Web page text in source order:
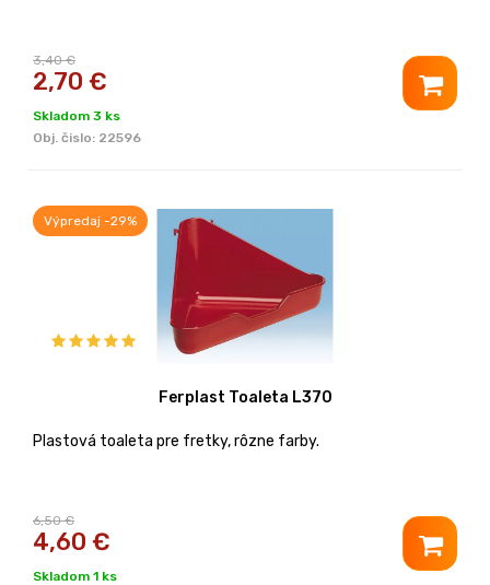
3,40 €
2,70 €
Skladom 3 ks
Obj. čislo: 22596
Výpredaj -29%
Ferplast Toaleta L370
Plastová toaleta pre fretky, rôzne farby.
6,50 €
4,60 €
Skladom 1 ks